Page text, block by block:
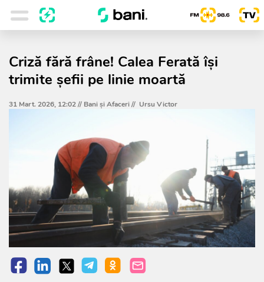
Criză fără frâne! Calea Ferată își
trimite șefii pe linie moartă
31 Mart. 2026, 12:02 // Bani și Afaceri// Ursu Victor